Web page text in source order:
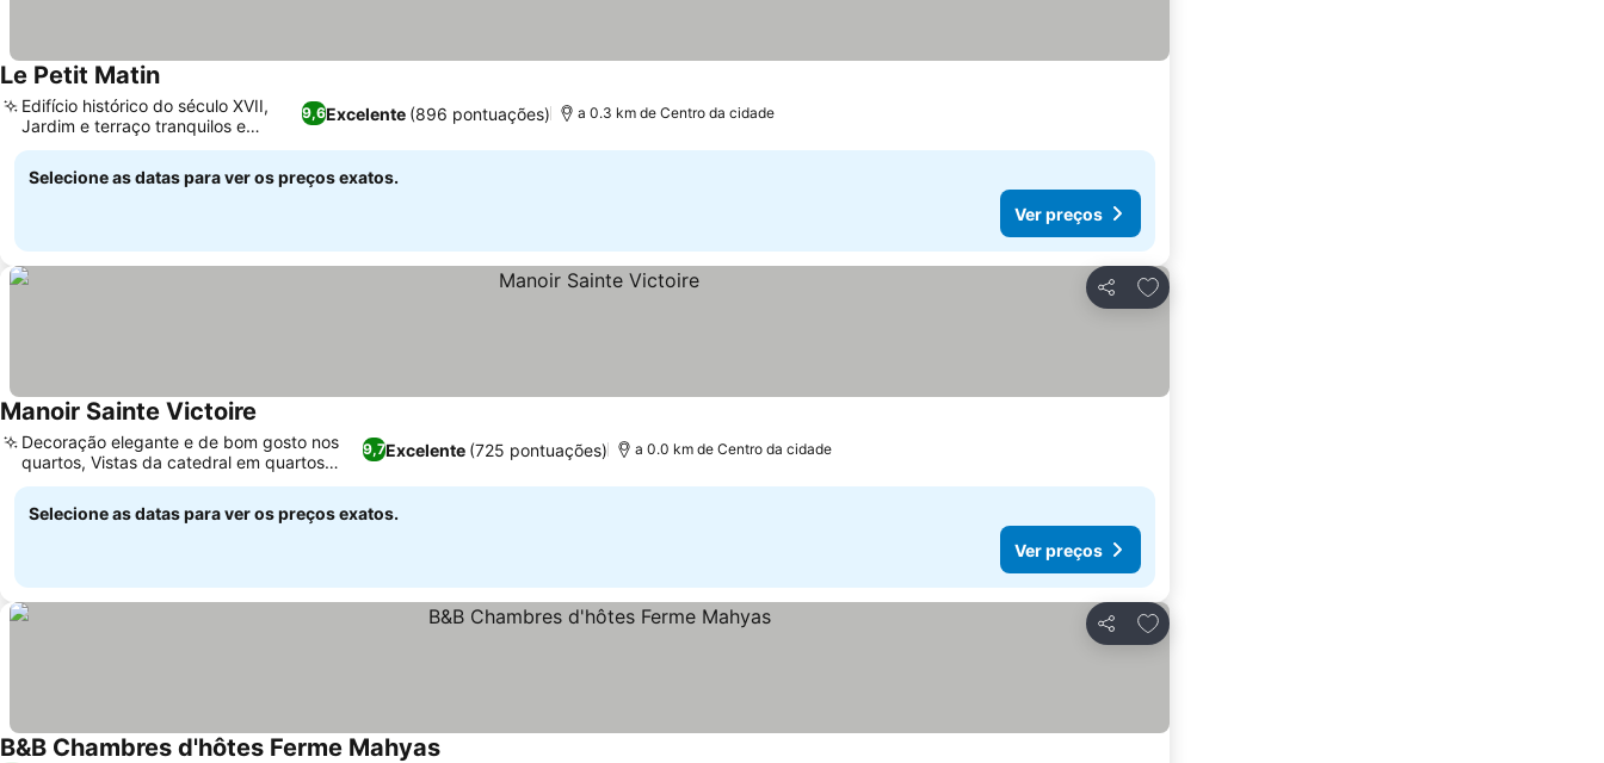
Le Petit Matin
9,6Excelente (896 pontuações)
Edifício histórico do século XVII,
Jardim e terraço tranquilos e
maduros
a 0.3 km de Centro da cidade
Selecione as datas para ver os preços exatos.
Ver preços
Partilhar
Adicionar aos favoritos
Manoir Sainte Victoire
9,7Excelente (725 pontuações)
Decoração elegante e de bom gosto nos
quartos, Vistas da catedral em quartos
selecionados
a 0.0 km de Centro da cidade
Selecione as datas para ver os preços exatos.
Ver preços
Partilhar
Adicionar aos favoritos
B&B Chambres d'hôtes Ferme Mahyas